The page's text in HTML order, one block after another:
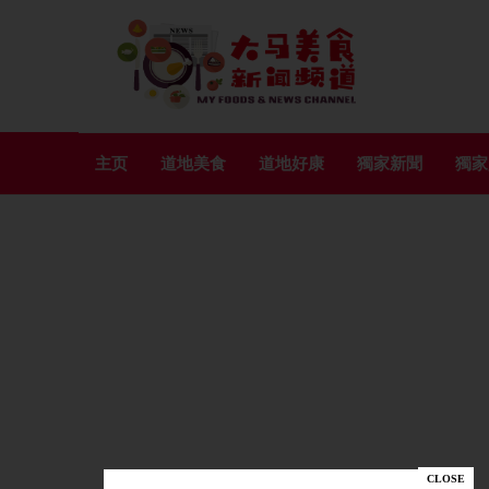
主页 道地美食 道地好康 獨家新聞 獨